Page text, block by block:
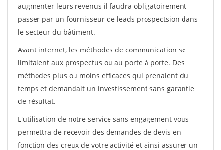
augmenter leurs revenus il faudra obligatoirement
passer par un fournisseur de leads prospectsion dans
le secteur du bâtiment.
Avant internet, les méthodes de communication se
limitaient aux prospectus ou au porte à porte. Des
méthodes plus ou moins efficaces qui prenaient du
temps et demandait un investissement sans garantie
de résultat.
L'utilisation de notre service sans engagement vous
permettra de recevoir des demandes de devis en
fonction des creux de votre activité et ainsi assurer un